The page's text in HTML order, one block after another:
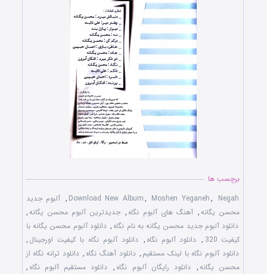
برچسب ها
Download New Album, Moshen Yeganeh, Negah
, آلبوم جدید
محسن یگانه, آهنگ های آلبوم نگاه , جدیدترین آلبوم محسن یگانه,
دانلود آلبوم جدید محسن یگانه به نام نگاه , دانلود آلبوم محسن یگانه با
کیفیت 320
, دانلود آلبوم نگاه , دانلود آلبوم نگاه با کیفیت اورجینال ,
دانلود آلبوم نگاه با لینک مستقیم , دانلود آهنگ نگاه , دانلود ترانه نگاه از
محسن یگانه, دانلود رایگان آلبوم نگاه , دانلود مستقیم آلبوم نگاه ,